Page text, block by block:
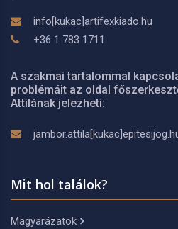
info[kukac]artifexkiado.hu
+36 1 783 1711
A szakmai tartalommal
problémáit az oldal
Attilának jelezheti:
Mit hol találok?
Magyarázatok